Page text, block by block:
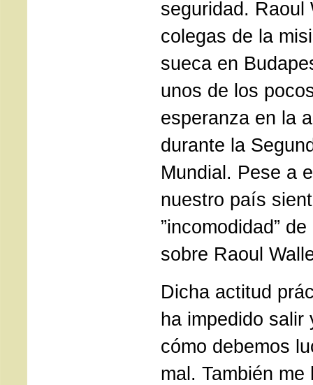
seguridad. Raoul
colegas de la
sueca en
unos de los
esperanza en la
durante la
Mundial. Pese a
nuestro país
”incomodidad”
sobre Raoul
Dicha actitud
ha impedido salir
cómo debemos
mal. También me